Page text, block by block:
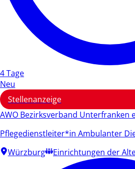
4 Tage
Neu
Stellenanzeige
AWO Bezirksverband Unterfranken
Pflegedienstleiter*in Ambulanter
Würzburg
Einrichtungen der